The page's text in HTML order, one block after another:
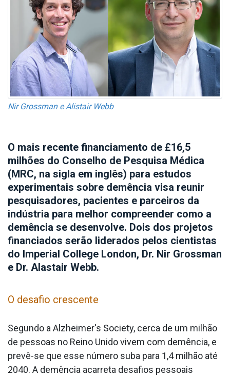
Nir Grossman e Alistair Webb
O mais recente financiamento de £16,5
milhões do Conselho de Pesquisa Médica
(MRC, na sigla em inglês) para estudos
experimentais sobre demência visa reunir
pesquisadores, pacientes e parceiros da
indústria para melhor compreender como a
demência se desenvolve. Dois dos projetos
financiados serão liderados pelos cientistas
do Imperial College London, Dr. Nir Grossman
e Dr. Alastair Webb.
O desafio crescente
Segundo a Alzheimer's Society, cerca de um milhão
de pessoas no Reino Unido vivem com demência, e
prevê-se que esse número suba para 1,4 milhão até
2040. A demência acarreta desafios pessoais